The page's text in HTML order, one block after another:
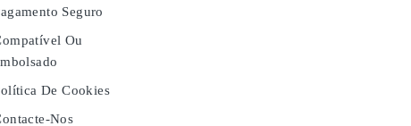
Seguro
Ou
De Cookies
Nos